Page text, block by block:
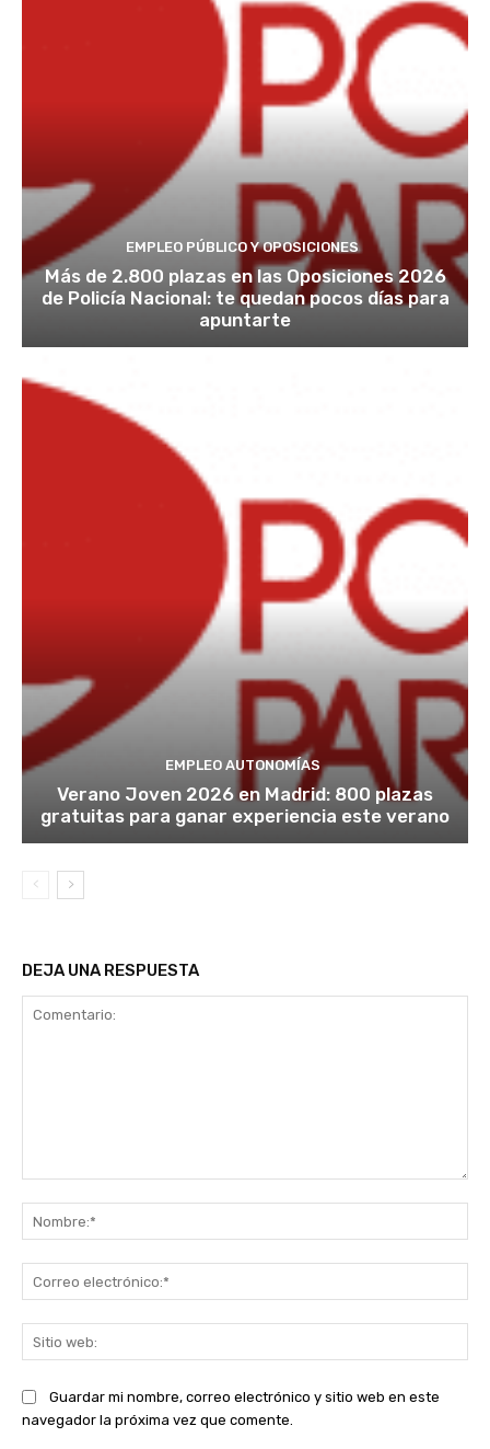
EMPLEO PÚBLICO Y OPOSICIONES
Más de 2.800 plazas en las Oposiciones 2026
de Policía Nacional: te quedan pocos días para
apuntarte
EMPLEO AUTONOMÍAS
Verano Joven 2026 en Madrid: 800 plazas
gratuitas para ganar experiencia este verano
DEJA UNA RESPUESTA
Guardar mi nombre, correo electrónico y sitio web en este
navegador la próxima vez que comente.